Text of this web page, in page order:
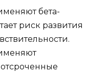
бета-
риск развития